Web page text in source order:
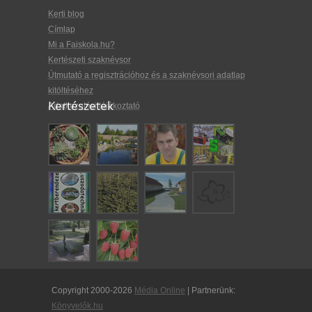
Kerti blog
Címlap
Mi a Faiskola.hu?
Kertészeti szaknévsor
Útmutató a regisztrációhoz és a szaknévsori adatlap
kitöltéséhez
Adatkezelési tájékoztató
Kertészetek
Copyright 2000-2026 Média Online | Partnerünk:
Könyvelők.hu